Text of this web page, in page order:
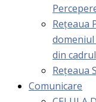
Reţeaua
din
Rețeaua
Comunicare